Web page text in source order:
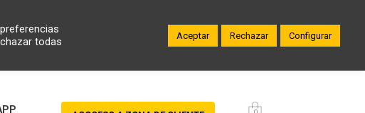
todas
Aceptar Rechazar Configurar